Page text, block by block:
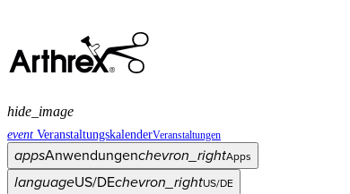
event VeranstaltungskalenderVeranstaltungen
appsAnwendungenchevron_rightApps
languageUS/DEchevron_rightUS/DE
hide_image